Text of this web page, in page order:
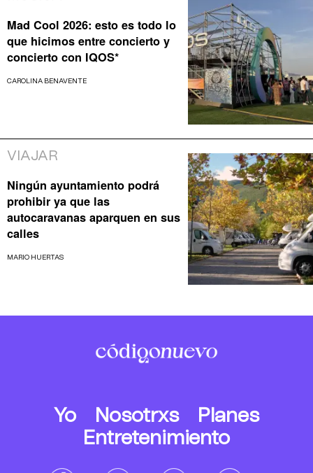
Mad Cool 2026: esto es todo lo
que hicimos entre concierto y
concierto con IQOS*
CAROLINA BENAVENTE
VIAJAR
Ningún ayuntamiento podrá
prohibir ya que las
autocaravanas aparquen en sus
calles
MARIO HUERTAS
Yo Nosotrxs
Planes
Entretenimiento